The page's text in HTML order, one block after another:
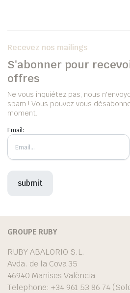
Recevez nos mailings
S'abonner pour
offres
Ne vous inquiétez pas, nous
spam ! Vous pouvez vous
moment.
Email:
GROUPE RUBY
RUBY ABALORIO S.L.
Avda. de la Cova 35
46940 Manises València
Telephone: +34 961 53 86 74